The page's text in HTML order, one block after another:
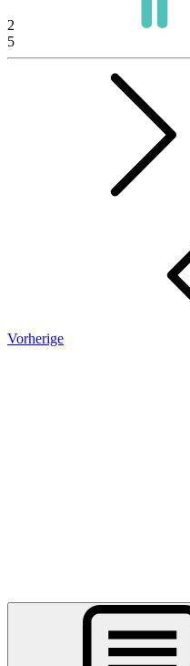
2
5
Vorherige